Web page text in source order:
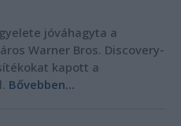
jóváhagyta a
Warner Bros. Discovery-
kapott a
Bővebben...